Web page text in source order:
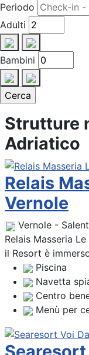
Periodo
Adulti
Bambini
Strutture
Adriatico
Relais
Vernole
Vernole -
Relais Masseria
il Resort è
Piscina
Navetta
Centro
Menù per